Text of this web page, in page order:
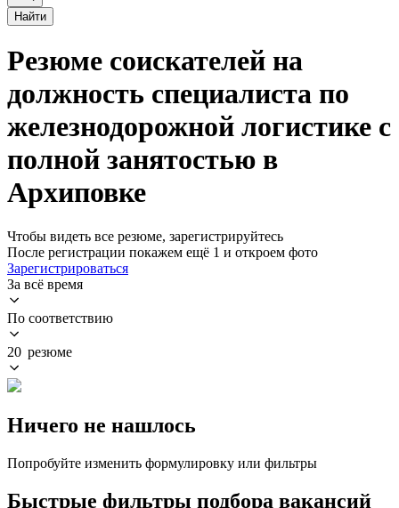
Найти
Резюме соискателей на
должность специалиста по
железнодорожной логистике с
полной занятостью в
Архиповке
Чтобы видеть все резюме, зарегистрируйтесь
После регистрации покажем ещё 1 и откроем фото
Зарегистрироваться
За всё время
По соответствию
20 резюме
Ничего не нашлось
Попробуйте изменить формулировку или фильтры
Быстрые фильтры подбора вакансий